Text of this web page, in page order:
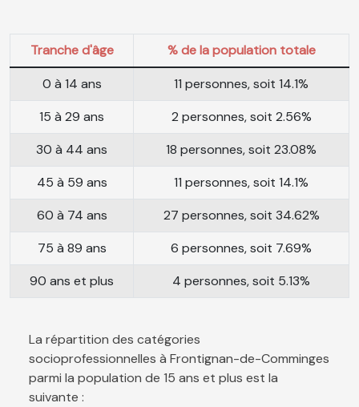
Tranche d'âge
% de la population totale
0 à 14 ans
11 personnes, soit 14.1%
15 à 29 ans
2 personnes, soit 2.56%
30 à 44 ans
18 personnes, soit 23.08%
45 à 59 ans
11 personnes, soit 14.1%
60 à 74 ans
27 personnes, soit 34.62%
75 à 89 ans
6 personnes, soit 7.69%
90 ans et plus
4 personnes, soit 5.13%
La répartition des catégories
socioprofessionnelles à Frontignan-de-Comminges
parmi la population de 15 ans et plus est la
suivante :